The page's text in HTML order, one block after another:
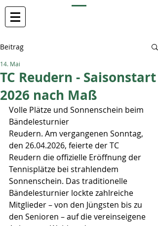
Beitrag
TC Reudern - Saisonstart
2026 nach Maß
14. Mai
Volle Plätze und Sonnenschein beim
Bändelesturnier
Reudern. Am vergangenen Sonntag,
den 26.04.2026, feierte der TC
Reudern die offizielle Eröffnung der
Tennisplätze bei strahlendem
Sonnenschein. Das traditionelle
Bändelesturnier lockte zahlreiche
Mitglieder – von den Jüngsten bis zu
den Senioren – auf die vereinseigene